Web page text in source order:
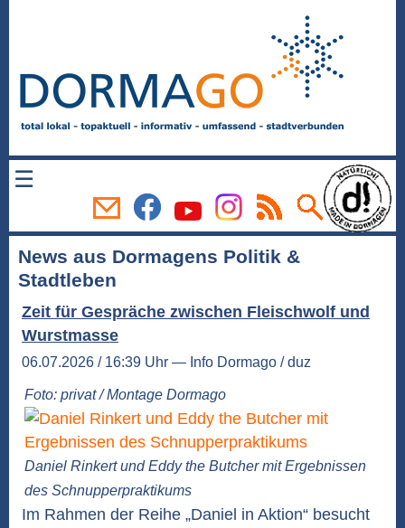
☰
News aus Dormagens Politik &
Stadtleben
Zeit für Gespräche zwischen Fleischwolf und
Wurstmasse
06.07.2026 / 16:39 Uhr — Info Dormago / duz
Foto: privat / Montage Dormago
Daniel Rinkert und Eddy the Butcher mit Ergebnissen
des Schnupperpraktikums
Im Rahmen der Reihe „Daniel in Aktion“ besucht